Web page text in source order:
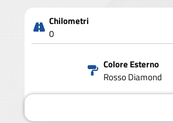
Chilometri
0
Colore Esterno
Rosso Diamond